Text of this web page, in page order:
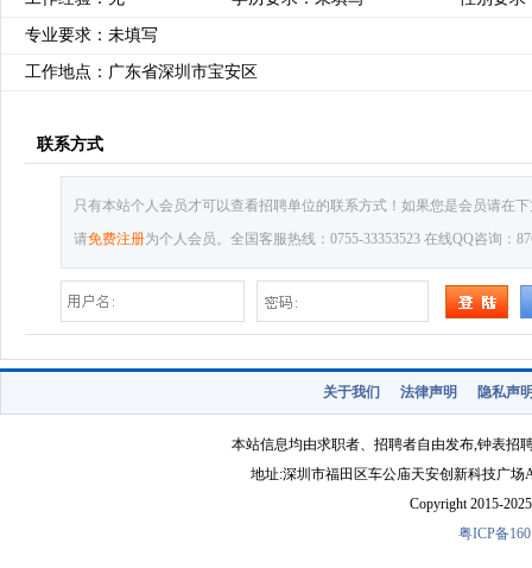
专业要求：未填写
工作地点：广东省深圳市宝安区
联系方式
只有本站个人会员才可以查看招聘单位的联系方式！如果您是会员请在
请免费注册为个人会员。全国客服热线：0755-33353523 在线QQ咨询：
关于我们 法律声明 隐私声
本站信息均由求职者、招聘者自由发布,钟表招
地址:深圳市福田区车公庙天安创新科技广场
Copyright 2015-
粤ICP备